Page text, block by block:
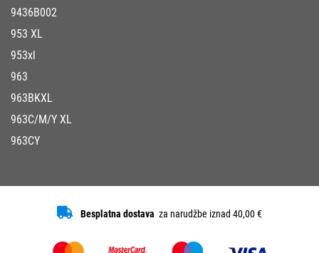
9436B002
953 XL
953xl
963
963BKXL
963C/M/Y XL
963CY
Besplatna dostava za narudžbe iznad 40,00 €